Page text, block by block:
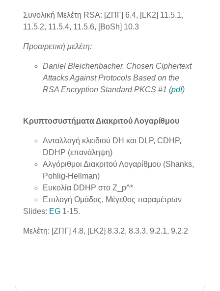
Συνολική Μελέτη RSA: [ΖΠΓ] 6.4, [LK2] 11.5.1,
11.5.2, 11.5.4, 11.5.6, [BoSh] 10.3
Προαιρετική μελέτη:
Daniel Bleichenbacher. Chosen Ciphertext
Attacks Against Protocols Based on the
RSA Encryption Standard PKCS #1 (pdf)
Κρυπτοσυστήματα Διακριτού Λογαρίθμου
Ανταλλαγή κλειδιού DH και DLP, CDHP,
DDHP (επανάληψη)
Αλγόριθμοι Διακριτού Λογαρίθμου (Shanks,
Pohlig-Hellman)
Ευκολία DDHP στο Z_p^*
Επιλογή Ομάδας, Μέγεθος παραμέτρων
Slides: EG 1-15.
Μελέτη: [ΖΠΓ] 4.8, [LK2] 8.3.2, 8.3.3, 9.2.1, 9.2.2